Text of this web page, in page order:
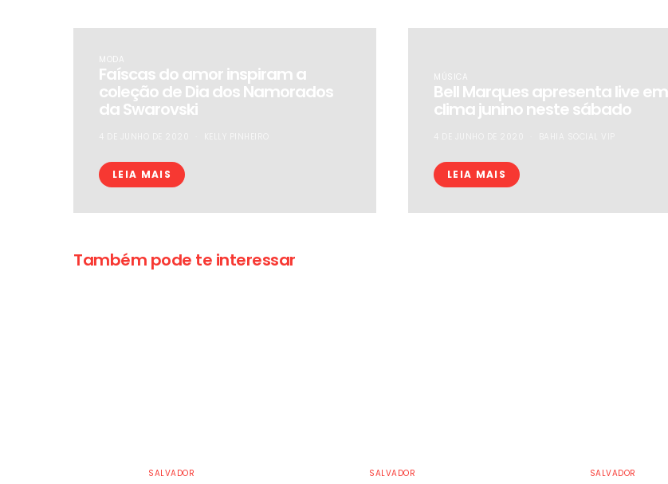
MODA
Faíscas do amor inspiram a
coleção de Dia dos Namorados
da Swarovski
LEIA MAIS
MÚSICA
Bell Marques apresenta live em
clima junino neste sábado
LEIA MAIS
Também pode te interessar
SALVADOR SALVADOR SALVADOR